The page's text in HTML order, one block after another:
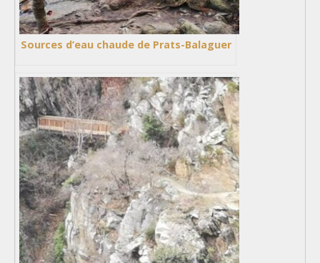
Sources d’eau chaude de Prats-Balaguer